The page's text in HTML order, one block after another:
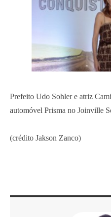
Prefeito Udo Sohler e atriz
automóvel Prisma no Joinville
(crédito Jakson Zanco)